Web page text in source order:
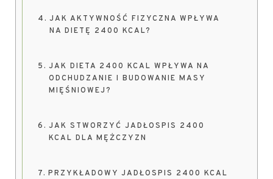
JAK AKTYWNOŚĆ FIZYCZNA WPŁYWA
NA DIETĘ 2400 KCAL?
JAK DIETA 2400 KCAL WPŁYWA NA
ODCHUDZANIE I BUDOWANIE MASY
MIĘŚNIOWEJ?
JAK STWORZYĆ JADŁOSPIS 2400
KCAL DLA MĘŻCZYZN
PRZYKŁADOWY JADŁOSPIS 2400 KCAL